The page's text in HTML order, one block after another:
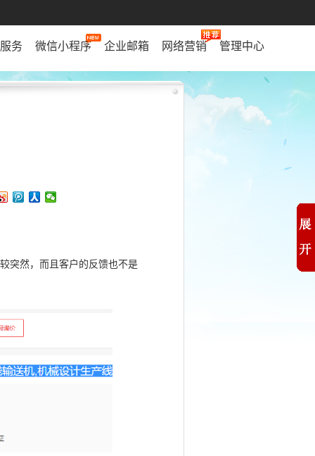
务 微信小程序 企业邮箱 网络营销 管理中心
突然，而且客户的反馈也不是